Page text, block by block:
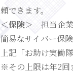
頼できます。
＜保険＞ 担当企
簡易なサイバー保
上記「お助け実働
※その上限は年2回